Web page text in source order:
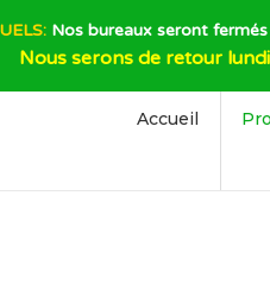
Accueil
Nos bureaux seront
Nous serons de retour